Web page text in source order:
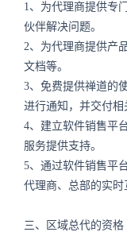
1、为代理商提供专
伙伴解决问题。
2、为代理商提供产
文档等。
3、免费提供禅道的
进行通知，并交付相
4、建立软件销售平
服务提供支持。
5、通过软件销售平
代理商、总部的实时
三、区域总代的资格